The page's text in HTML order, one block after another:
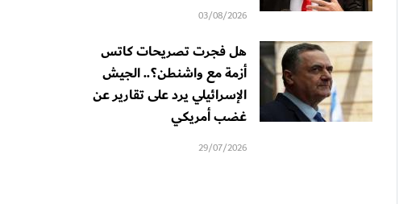
03/08/2026
هل فجرت تصريحات كاتس
أزمة مع واشنطن؟.. الجيش
الإسرائيلي يرد على تقارير عن
غضب أمريكي
29/07/2026